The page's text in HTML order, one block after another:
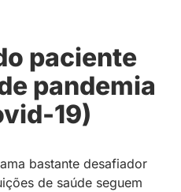
paciente
pandemia
19)
bastante desafiador
de saúde seguem